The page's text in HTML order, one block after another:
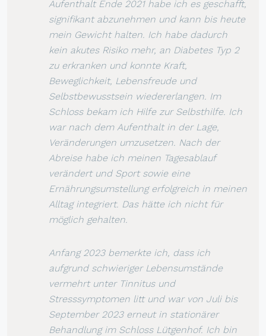
Aufenthalt Ende 2021 habe ich es geschafft,
signifikant abzunehmen und kann bis heute
mein Gewicht halten. Ich habe dadurch
kein akutes Risiko mehr, an Diabetes Typ 2
zu erkranken und konnte Kraft,
Beweglichkeit, Lebensfreude und
Selbstbewusstsein wiedererlangen. Im
Schloss bekam ich Hilfe zur Selbsthilfe. Ich
war nach dem Aufenthalt in der Lage,
Veränderungen umzusetzen. Nach der
Abreise habe ich meinen Tagesablauf
verändert und Sport sowie eine
Ernährungsumstellung erfolgreich in meinen
Alltag integriert. Das hätte ich nicht für
möglich gehalten.
Anfang 2023 bemerkte ich, dass ich
aufgrund schwieriger Lebensumstände
vermehrt unter Tinnitus und
Stresssymptomen litt und war von Juli bis
September 2023 erneut in stationärer
Behandlung im Schloss Lütgenhof. Ich bin